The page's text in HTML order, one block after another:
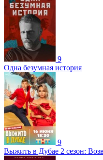
9
Одна безумная история
9
Выжить в Дубае 2 сезон: